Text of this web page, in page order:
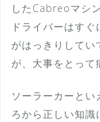
したCabreoマシ
ドライバーはす
がはっきりして
が、大事をとって
ソーラーカーと
ろから正しい知識